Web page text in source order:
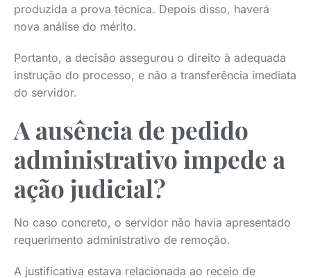
produzida a prova técnica. Depois disso, haverá
nova análise do mérito.
Portanto, a decisão assegurou o direito à adequada
instrução do processo, e não a transferência imediata
do servidor.
A ausência de pedido
administrativo impede a
ação judicial?
No caso concreto, o servidor não havia apresentado
requerimento administrativo de remoção.
A justificativa estava relacionada ao receio de